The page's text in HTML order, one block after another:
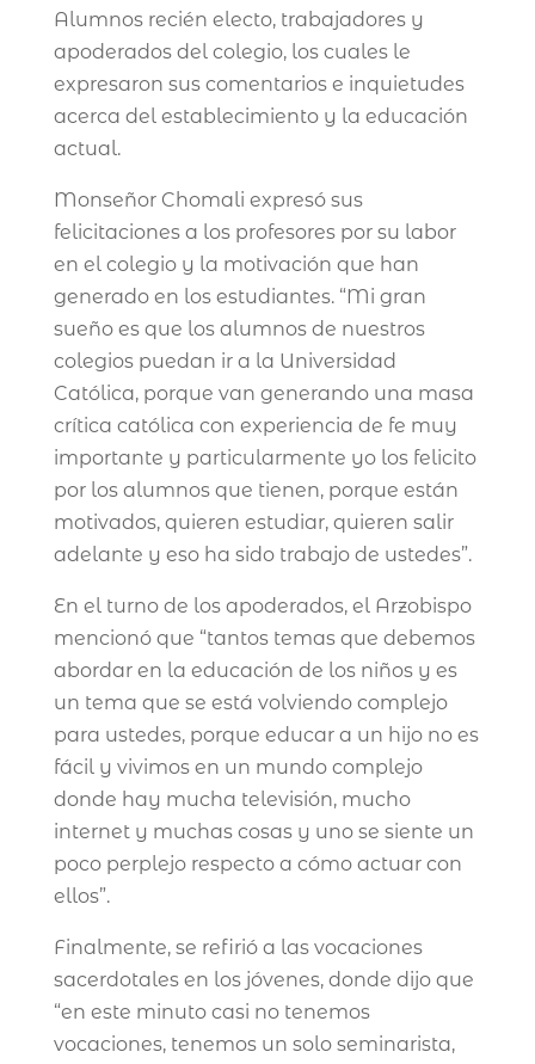
Alumnos recién electo, trabajadores y
apoderados del colegio, los cuales le
expresaron sus comentarios e inquietudes
acerca del establecimiento y la educación
actual.
Monseñor Chomali expresó sus
felicitaciones a los profesores por su labor
en el colegio y la motivación que han
generado en los estudiantes. “Mi gran
sueño es que los alumnos de nuestros
colegios puedan ir a la Universidad
Católica, porque van generando una masa
crítica católica con experiencia de fe muy
importante y particularmente yo los felicito
por los alumnos que tienen, porque están
motivados, quieren estudiar, quieren salir
adelante y eso ha sido trabajo de ustedes”.
En el turno de los apoderados, el Arzobispo
mencionó que “tantos temas que debemos
abordar en la educación de los niños y es
un tema que se está volviendo complejo
para ustedes, porque educar a un hijo no es
fácil y vivimos en un mundo complejo
donde hay mucha televisión, mucho
internet y muchas cosas y uno se siente un
poco perplejo respecto a cómo actuar con
ellos”.
Finalmente, se refirió a las vocaciones
sacerdotales en los jóvenes, donde dijo que
“en este minuto casi no tenemos
vocaciones, tenemos un solo seminarista,